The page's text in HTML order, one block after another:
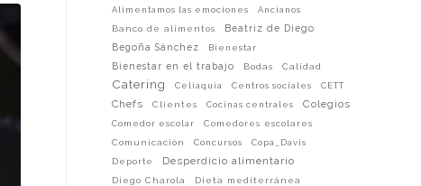
Alimentamos las emociones
Ancianos
Banco de alimentos
Beatriz de Diego
Begoña Sánchez
Bienestar
Bienestar en el trabajo Bodas Calidad
Catering Celiaquía Centros sociales CETT
Chefs Clientes Cocinas centrales Colegios
Comedor escolar
Comedores escolares
Comunicación
Concursos
Copa_Davis
Deporte
Desperdicio alimentario
Diego Charola
Dieta mediterránea